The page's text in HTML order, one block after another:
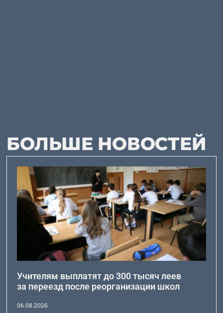
БОЛЬШЕ НОВОСТЕЙ
Учителям выплатят до 300 тысяч леев
за переезд после реорганизации школ
06.08.2026